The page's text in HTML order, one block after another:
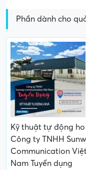
Phần dành cho
Kỹ thuật tự động ho
Công ty TNHH
Communication
Nam Tuyển dụng